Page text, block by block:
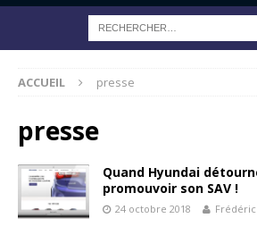
ACCUEIL presse
presse
Quand Hyundai
promouvoir son SAV !
24 octobre 2018 Frédéric